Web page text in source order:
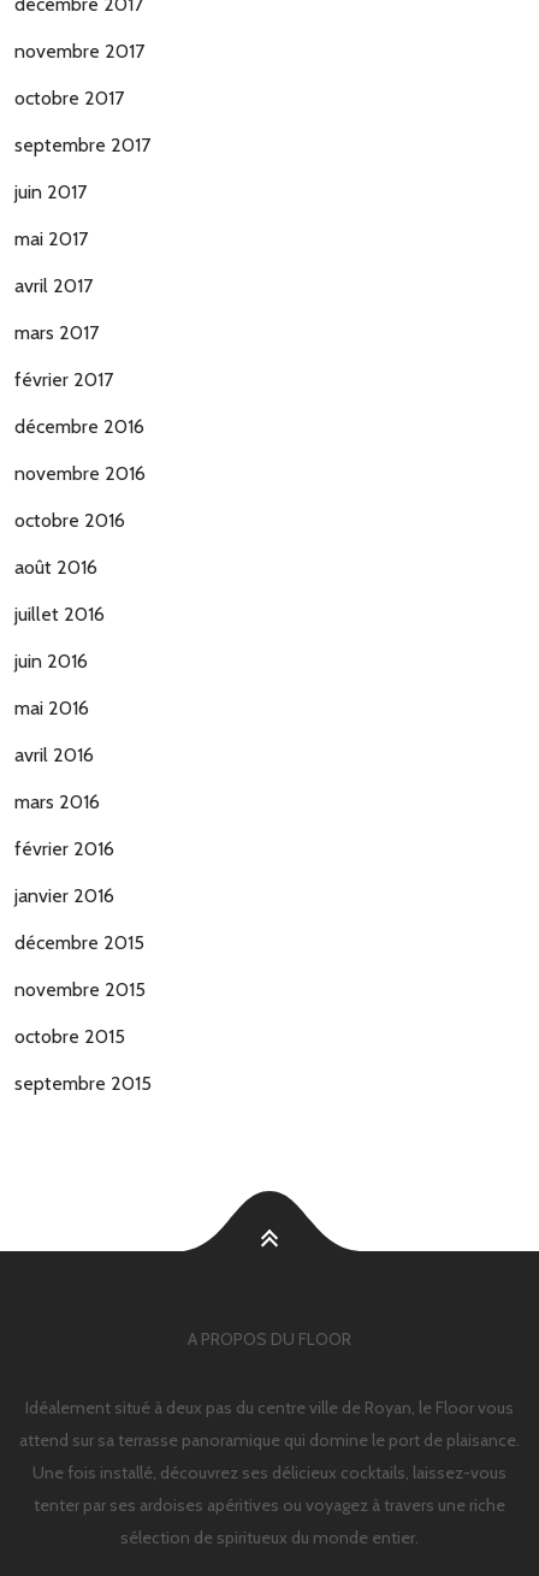
décembre 2017
novembre 2017
octobre 2017
septembre 2017
juin 2017
mai 2017
avril 2017
mars 2017
février 2017
décembre 2016
novembre 2016
octobre 2016
août 2016
juillet 2016
juin 2016
mai 2016
avril 2016
mars 2016
février 2016
janvier 2016
décembre 2015
novembre 2015
octobre 2015
septembre 2015
A PROPOS DU FLOOR
Idéalement situé à deux pas du centre ville de Royan, le Floor vous
attend sur sa terrasse panoramique qui domine le port de plaisance.
Une fois installé, découvrez ses délicieux cocktails, laissez-vous
tenter par ses ardoises apéritives ou voyagez à travers une riche
sélection de spiritueux du monde entier.